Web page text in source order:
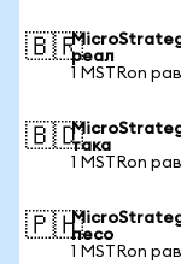
🇧🇷реал
1 MSTRon
🇧🇩така
1 MSTRon
🇵🇭песо
1 MSTRon